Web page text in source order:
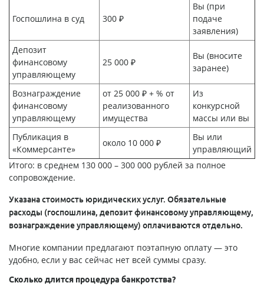
Госпошлина в суд 300 ₽
Вы (при
подаче
заявления)
Депозит
финансовому
управляющему
25 000 ₽
Вы (вносите
заранее)
Вознаграждение
финансовому
управляющему
от 25 000 ₽ + % от
реализованного
имущества
Из
конкурсной
массы или вы
Публикация в
«Коммерсанте»
около 10 000 ₽
Вы или
управляющий
Итого: в среднем 130 000 – 300 000 рублей за полное
сопровождение.
Указана стоимость юридических услуг. Обязательные
расходы (госпошлина, депозит финансовому управляющему,
вознаграждение управляющему) оплачиваются отдельно.
Многие компании предлагают поэтапную оплату — это
удобно, если у вас сейчас нет всей суммы сразу.
Сколько длится процедура банкротства?